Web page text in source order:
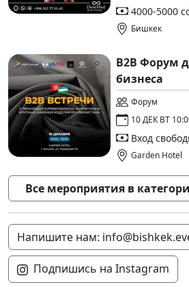
4000-5000
Бишкек
B2B Форум
бизнеса
Форум
10 ДЕК ВТ
Вход
Garden Hotel
Все мероприятия в
Напишите нам:
Подпишись на Instagram